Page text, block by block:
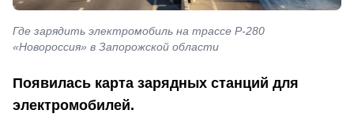
Где зарядить электромобиль на трассе Р-280
«Новороссия» в Запорожской области
Появилась карта зарядных станций для
электромобилей.